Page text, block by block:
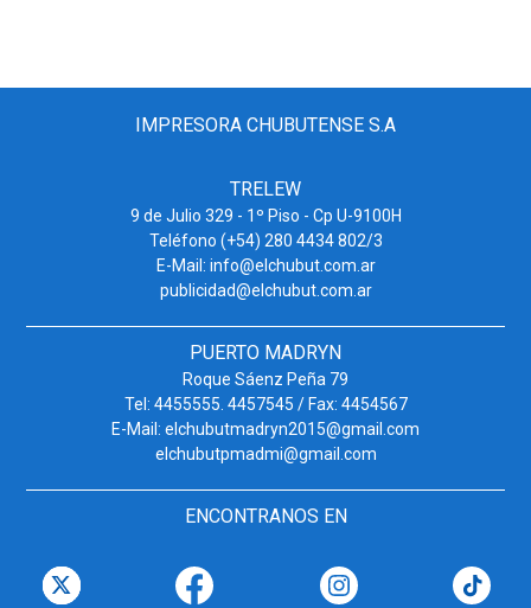
IMPRESORA CHUBUTENSE S.A
TRELEW
9 de Julio 329 - 1º Piso - Cp U-9100H
Teléfono (+54) 280 4434 802/3
E-Mail: info@elchubut.com.ar
publicidad@elchubut.com.ar
PUERTO MADRYN
Roque Sáenz Peña 79
Tel: 4455555. 4457545 / Fax: 4454567
E-Mail: elchubutmadryn2015@gmail.com
elchubutpmadmi@gmail.com
ENCONTRANOS EN